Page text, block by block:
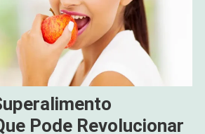
Pode Revolucionar